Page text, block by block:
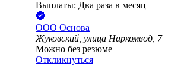
Выплаты: Два раза в месяц
ООО Основа
Жуковский, улица Наркомвод, 7
Можно без резюме
Откликнуться